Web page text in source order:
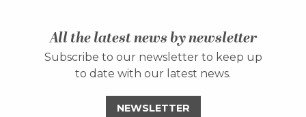
All the latest news by newsletter
Subscribe to our newsletter to keep up
to date with our latest news.
NEWSLETTER